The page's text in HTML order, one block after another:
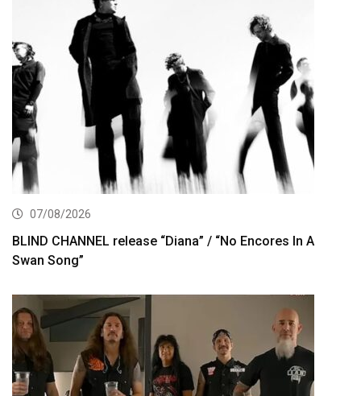
07/08/2026
BLIND CHANNEL release “Diana” / “No Encores In A
Swan Song”